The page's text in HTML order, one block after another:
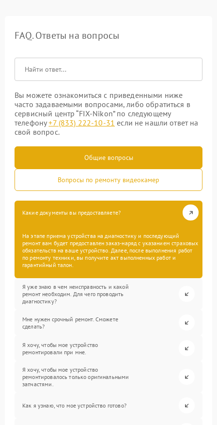
FAQ. Ответы на вопросы
Вы можете ознакомиться с приведенными ниже
часто задаваемыми вопросами, либо обратиться в
сервисный центр “FIX-Nikon” по следующему
телефону+7 (833) 222-10-31 если не нашли ответ на
свой вопрос.
Общие вопросы
Вопросы по ремонту видеокамер
Какие документы вы предоставляете?
На этапе приема устройства на диагностику и последующий
ремонт вам будет предоставлен заказ-наряд с указанием страховых
обязательств на ваше устройство. Далее, после выполнения работ
по ремонту техники, вы получите акт выполненных работ и
гарантийный талон.
Я уже знаю в чем неисправность и какой
ремонт необходим. Для чего проводить
диагностику?
Мне нужен срочный ремонт. Сможете
сделать?
Я хочу, чтобы мое устройство
ремонтировали при мне.
Я хочу, чтобы мое устройство
ремонтировалось только оригинальными
запчастями.
Как я узнаю, что мое устройство готово?